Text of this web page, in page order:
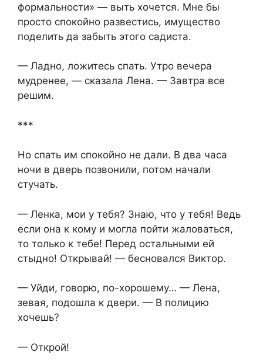
формальности» — выть хочется. Мне бы
просто спокойно развестись, имущество
поделить да забыть этого садиста.
— Ладно, ложитесь спать. Утро вечера
мудренее, — сказала Лена. — Завтра все
решим.
***
Но спать им спокойно не дали. В два часа
ночи в дверь позвонили, потом начали
стучать.
— Ленка, мои у тебя? Знаю, что у тебя! Ведь
если она к кому и могла пойти жаловаться,
то только к тебе! Перед остальными ей
стыдно! Открывай! — бесновался Виктор.
— Уйди, говорю, по-хорошему… — Лена,
зевая, подошла к двери. — В полицию
хочешь?
— Открой!